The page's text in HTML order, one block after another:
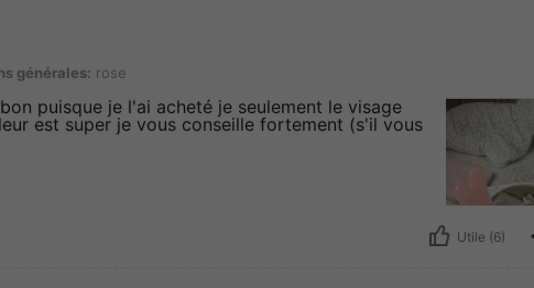
rose
générales: rose
puisque je l'ai acheté je seulement le visage
est super je vous conseille fortement (s'il vous
Utile (6)